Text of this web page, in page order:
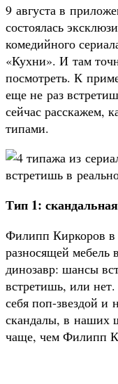
9 августа в
состоялась
комедийного
«Кухни». И там
посмотреть. К
еще не раз
сейчас расскажем,
типами.
Тип 1:
Филипп Киркоров в
разносящей
динозавр: шансы
встретишь, или
себя поп-звездой и
скандалы, в наших
чаще, чем Филипп